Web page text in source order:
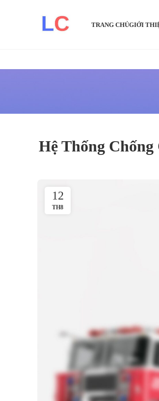
TRANG CHỦGIỚI
Hệ Thống
12
TH8